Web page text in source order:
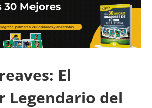
El
Legendario del